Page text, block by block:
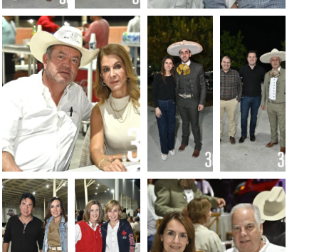
Foto:
Alejandro
Rodríguez
Foto:
Alejandro
Rodríguez
Foto:
Alejandro
Rodríguez
Foto:
Alejandro
Rodríguez
Foto: Alejandro
Rodríguez
Foto: Alejandro
Rodríguez